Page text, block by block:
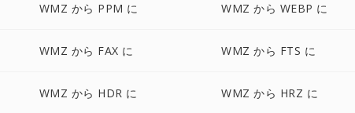
WMZ から PPM に WMZ から WEBP に
WMZ から FAX に WMZ から FTS に
WMZ から HDR に WMZ から HRZ に